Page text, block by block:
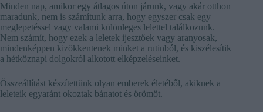
Minden nap, amikor egy átlagos úton járunk, vagy akár otthon
maradunk, nem is számítunk arra, hogy egyszer csak egy
meglepetéssel vagy valami különleges lelettel találkozunk.
Nem számít, hogy ezek a leletek ijesztőek vagy aranyosak,
mindenképpen kizökkentenek minket a rutinból, és kiszélesítik
a hétköznapi dolgokról alkotott elképzeléseinket.
Összeállítást készítettünk olyan emberek életéből, akiknek a
leleteik egyaránt okoztak bánatot és örömöt.